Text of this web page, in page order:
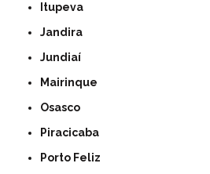
Itupeva
Jandira
Jundiaí
Mairinque
Osasco
Piracicaba
Porto Feliz